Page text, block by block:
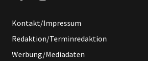
Kontakt/Impressum
Redaktion/Terminredaktion
Werbung/Mediadaten